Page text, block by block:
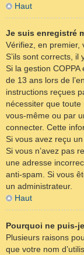
Haut
Je suis enregistré
Vérifiez, en premier,
S’ils sont corrects, il
Si la gestion
de 13 ans lors de
instructions reçues
nécessiter que
vous-même ou par
connecter. Cette
Si vous avez reçu
Si vous n’avez pas
une adresse
anti-spam. Si vous
un administrateur.
Haut
Pourquoi ne puis-
Plusieurs raisons
que votre nom